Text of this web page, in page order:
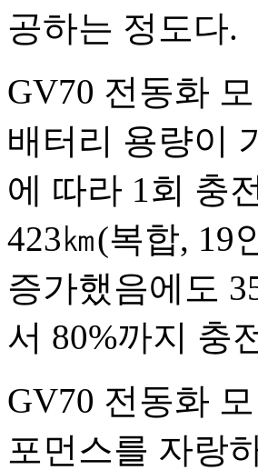
공하는 정도다.
GV70 전동화
배터리 용량이
에 따라 1회 충
423㎞(복합, 19
증가했음에도
서 80%까지 충
GV70 전동화
포먼스를 자랑